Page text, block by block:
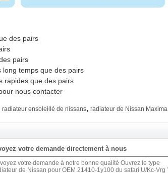
des pairs
pairs
temps que des pairs
rapides que des pairs
nous contacter
radiateur ensoleillé de nissans, radiateur de Nissan Maxima
votre demande directement à nous